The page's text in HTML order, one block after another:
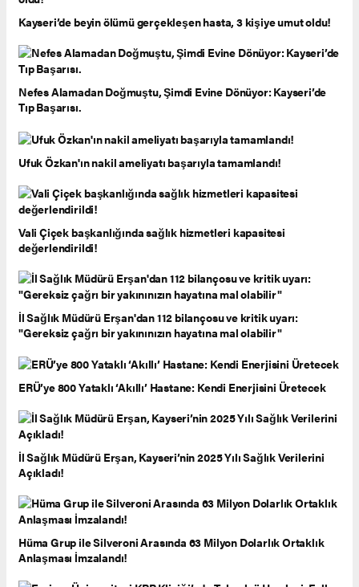
Kayseri’de beyin ölümü gerçekleşen hasta, 3 kişiye umut oldu!
Nefes Alamadan Doğmuştu, Şimdi Evine Dönüyor: Kayseri’de
Tıp Başarısı.
Ufuk Özkan'ın nakil ameliyatı başarıyla tamamlandı!
Vali Çiçek başkanlığında sağlık hizmetleri kapasitesi
değerlendirildi!
​İl Sağlık Müdürü Erşan'dan 112 bilançosu ve kritik uyarı:
"Gereksiz çağrı bir yakınınızın hayatına mal olabilir"
ERÜ’ye 800 Yataklı ‘Akıllı’ Hastane: Kendi Enerjisini Üretecek
​İl Sağlık Müdürü Erşan, Kayseri’nin 2025 Yılı Sağlık Verilerini
Açıkladı!
Hüma Grup ile Silveroni Arasında 63 Milyon Dolarlık Ortaklık
Anlaşması İmzalandı!